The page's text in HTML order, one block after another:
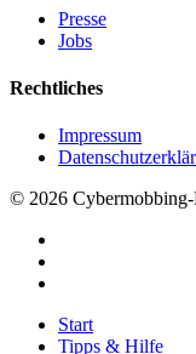
Dortmund
Presse
Jobs
Rechtliches
Impressum
© 2026
Close
Menu
Start
Tipps & Hilfe